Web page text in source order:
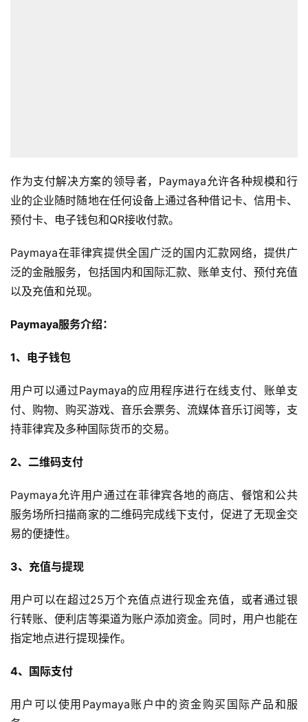
首
页
全
球
店
跨
作为支付解决方案的领导者，Paymaya允许各种规模和行
业的企业随时随地在任何设备上通过各种借记卡、信用卡、
预付卡、电子钱包和QR接收付款。
Paymaya在菲律宾提供全国广泛的国内汇款网络，提供广
泛的金融服务，包括国内和国际汇款、账单支付、预付充值
以及充值和兑现。
Paymaya服务介绍：
1、电子钱包
用户可以通过Paymaya的应用程序进行在线支付、账单支
付、购物、购买游戏、音乐会票务、流媒体音乐订阅等，支
持菲律宾及多种国际货币的交易。
2、二维码支付
Paymaya允许用户通过在菲律宾各地的商店、餐馆和公共
服务场所扫描商家的二维码完成线下支付，促进了无现金交
易的便捷性。
3、充值与提现
用户可以在超过25万个充值点进行现金充值，或者通过银
行转账、便利店等渠道为账户添加资金。同时，用户也能在
指定地点进行提现操作。
4、国际支付
用户可以使用Paymaya账户中的资金购买国际产品和服